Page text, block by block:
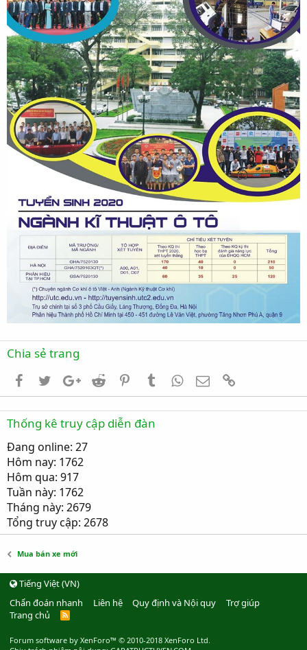
Thống kê truy cập diễn đàn
Đang online: 27
Hôm nay: 1762
Hôm qua: 917
Tuần này: 1762
Tháng này: 2679
Tổng truy cập: 2678
Mua bán xe mới
Tiếng Việt (VN)
Chẩn đoán nhanh
Liên hệ Quy định và Nội quy
Trợ giúp
Trang chủ
R
Forum software by XenForo™ © 2010-2018 XenForo Ltd.